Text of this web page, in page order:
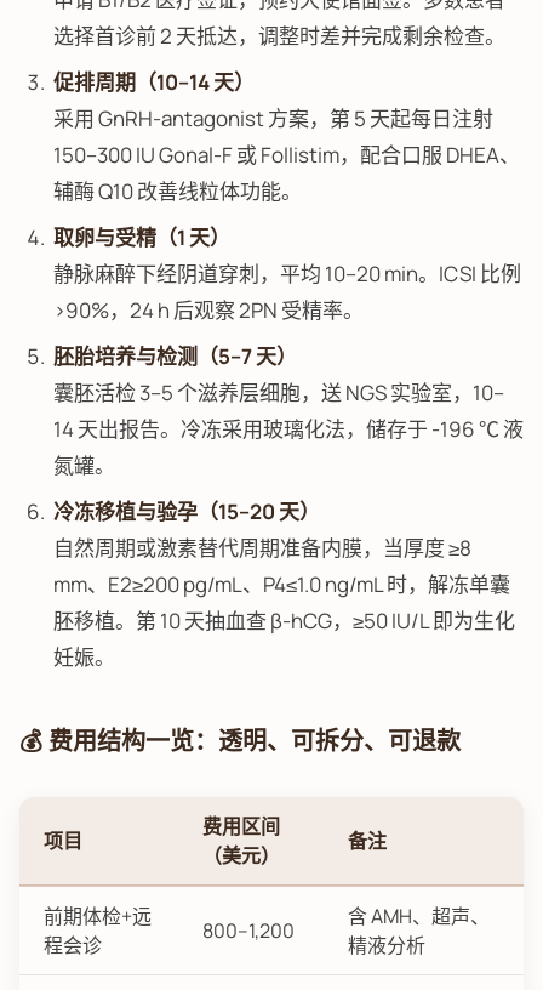
选择首诊前 2 天抵达，调整时差并完成剩余检查。
促排周期（10–14 天）
采用 GnRH-antagonist 方案，第 5 天起每日注射
150–300 IU Gonal-F 或 Follistim，配合口服 DHEA、
辅酶 Q10 改善线粒体功能。
取卵与受精（1 天）
静脉麻醉下经阴道穿刺，平均 10–20 min。ICSI 比例
>90%，24 h 后观察 2PN 受精率。
胚胎培养与检测（5–7 天）
囊胚活检 3–5 个滋养层细胞，送 NGS 实验室，10–
14 天出报告。冷冻采用玻璃化法，储存于 -196 ℃ 液
氮罐。
冷冻移植与验孕（15–20 天）
自然周期或激素替代周期准备内膜，当厚度 ≥8
mm、E2≥200 pg/mL、P4≤1.0 ng/mL 时，解冻单囊
胚移植。第 10 天抽血查 β-hCG，≥50 IU/L 即为生化
妊娠。
💰 费用结构一览：透明、可拆分、可退款
项目
费用区间
（美元）
备注
前期体检+远
程会诊
800–1,200
含 AMH、超声、
精液分析